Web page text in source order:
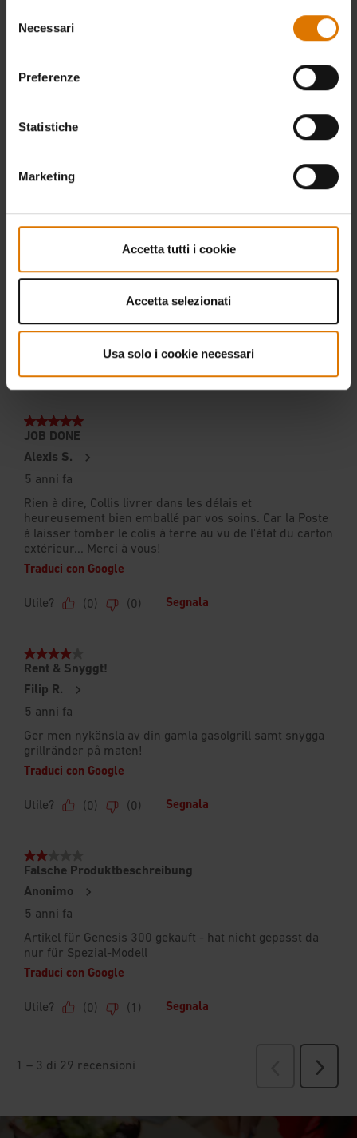
delNecessari
Preferenze
Statistiche
Marketing
Accetta tutti i cookie
Accetta selezionati
Usa solo i cookie necessari